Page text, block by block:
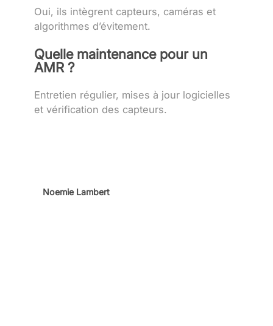
Oui, ils intègrent capteurs, caméras et
algorithmes d’évitement.
Quelle maintenance pour un
AMR ?
Entretien régulier, mises à jour logicielles
et vérification des capteurs.
Noemie Lambert